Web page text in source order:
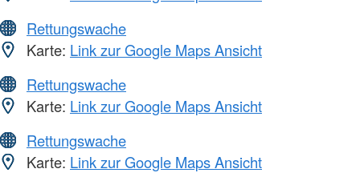
Rettungswache
Karte: Link zur Google Maps Ansicht
Rettungswache
Karte: Link zur Google Maps Ansicht
Rettungswache
Karte: Link zur Google Maps Ansicht